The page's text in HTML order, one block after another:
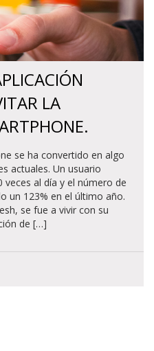
LA
se ha convertido en algo
actuales. Un usuario
al día y el número de
un 123% en el último año.
se fue a vivir con su
de […]